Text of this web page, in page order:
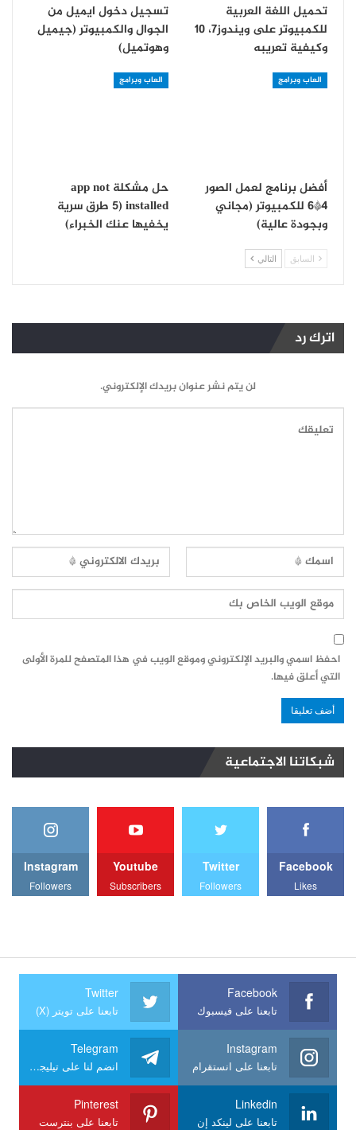
تحميل اللغة العربية
للكمبيوتر على ويندوز7، 10
وكيفية تعريبه
تسجيل دخول ايميل من
الجوال والكمبيوتر (جيميل
وهوتميل)
العاب وبرامج
أفضل برنامج لعمل الصور
4*6 للكمبيوتر (مجاني
وبجودة عالية)
العاب وبرامج
حل مشكلة app not
installed (5 طرق سرية
يخفيها عنك الخبراء)
السابق التالي
اترك رد
لن يتم نشر عنوان بريدك الإلكتروني.
احفظ اسمي والبريد الإلكتروني وموقع الويب في هذا المتصفح للمرة الأولى
التي أعلق فيها.
شبكاتنا الاجتماعية
Facebook
Likes
Twitter
Followers
Youtube
Subscribers
Instagram
Followers
Facebook
تابعنا على فيسبوك
Twitter
تابعنا على تويتر (X)
Instagram
تابعنا على انستقرام
Telegram
انضم لنا على تيليجرام
Linkedin
تابعنا على لينكد إن
Pinterest
تابعنا على بنترست